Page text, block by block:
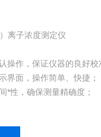
离子浓度测定仪
操作，保证仪器的良好校
界面，操作简单、快捷；
*性，确保测量精确度；